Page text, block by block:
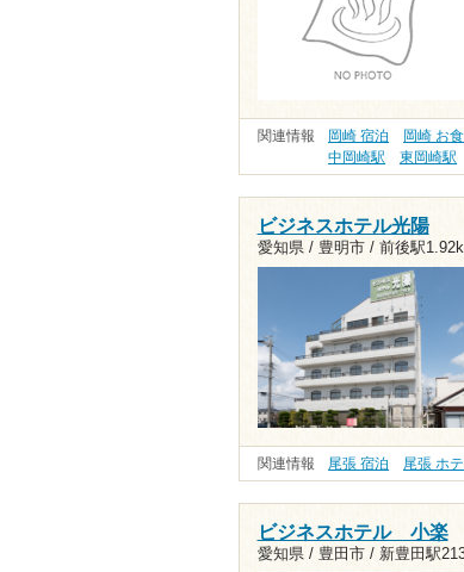
関連情報 岡崎 宿泊 岡崎 お
中岡崎駅
東岡崎駅
ビジネスホテル光陽
愛知県 / 豊明市 / 前後駅
関連情報 尾張 宿泊 尾張 ホ
ビジネスホテル 小楽
愛知県 / 豊田市 / 新豊田駅